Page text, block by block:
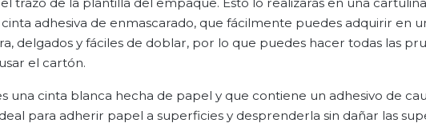
adhesiva de enmascarado, que fácilmente puedes adquirir en
delgados y fáciles de doblar, por lo que puedes hacer todas las
el cartón.
una cinta blanca hecha de papel y que contiene un adhesivo de
para adherir papel a superficies y desprenderla sin dañar las